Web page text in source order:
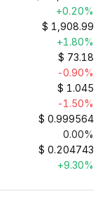
+0.20%
$ 1,908.99
+1.80%
$ 73.18
-0.90%
$ 1.045
-1.50%
$ 0.999564
0.00%
$ 0.204743
+9.30%